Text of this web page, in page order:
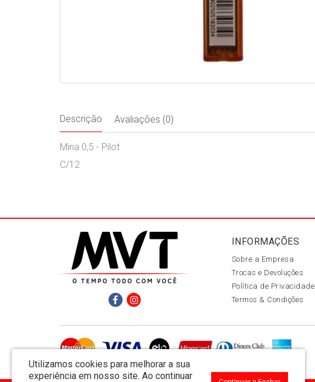
Descrição Avaliações (0)
Mina 0,5 - Pilot
C/12
INFORMAÇÕES
Sobre a Empresa
Trocas e Devoluções
Política de Privacidade
Termos & Condições
Utilizamos cookies para melhorar a sua
experiência em nosso site. Ao continuar